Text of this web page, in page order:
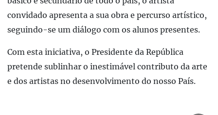
convidado apresenta a sua obra e percurso artístico,
seguindo-se um diálogo com os alunos presentes.
Com esta iniciativa, o Presidente da República
pretende sublinhar o inestimável contributo da arte
e dos artistas no desenvolvimento do nosso País.